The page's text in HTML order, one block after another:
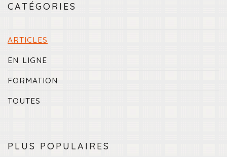
CATÉGORIES
ARTICLES
EN LIGNE
FORMATION
TOUTES
PLUS POPULAIRES